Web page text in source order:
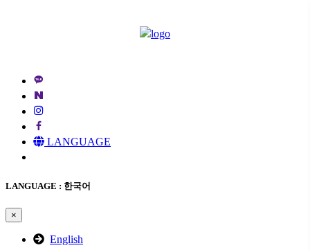
LANGUAGE
LANGUAGE : 한국어
×
English